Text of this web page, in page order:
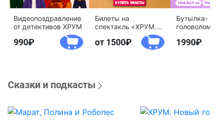
Видеопоздравление
от детективов ХРУМ
990
Билеты на
спектакль «ХРУМ.
Осторожно, Чудо-
Юдо!»
от 1500
Бутылка-
агентство
1990
Сказки и подкасты